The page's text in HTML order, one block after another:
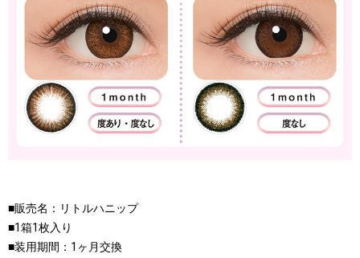
■販売名：リトルハニップ
■1箱1枚入り
■装用期間：1ヶ月交換